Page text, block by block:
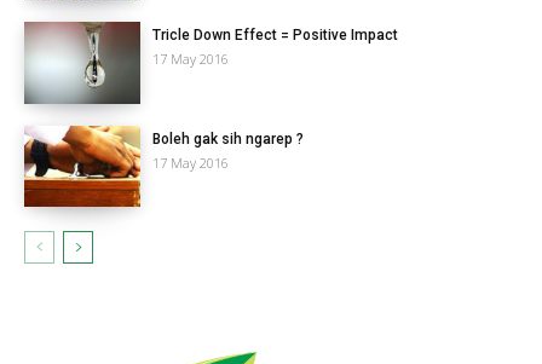
Tricle Down Effect = Positive Impact
17 May 2016
Boleh gak sih ngarep ?
17 May 2016